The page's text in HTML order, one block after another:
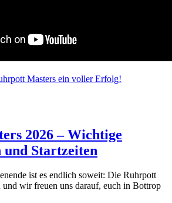
Masters ein voller Erfolg!
2026 – Wichtige
Startzeiten
ist es endlich soweit: Die Ruhrpott
und wir freuen uns darauf, euch in Bottrop